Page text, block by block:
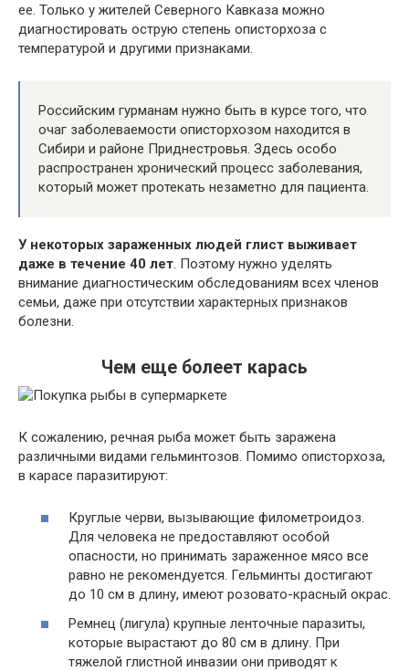
ее. Только у жителей Северного Кавказа можно
диагностировать острую степень описторхоза с
температурой и другими признаками.
Российским гурманам нужно быть в курсе того, что
очаг заболеваемости описторхозом находится в
Сибири и районе Приднестровья. Здесь особо
распространен хронический процесс заболевания,
который может протекать незаметно для пациента.
У некоторых зараженных людей глист выживает
даже в течение 40 лет . Поэтому нужно уделять
внимание диагностическим обследованиям всех членов
семьи, даже при отсутствии характерных признаков
болезни.
Чем еще болеет карась
К сожалению, речная рыба может быть заражена
различными видами гельминтозов. Помимо описторхоза,
в карасе паразитируют:
Круглые черви, вызывающие филометроидоз.
Для человека не предоставляют особой
опасности, но принимать зараженное мясо все
равно не рекомендуется. Гельминты достигают
до 10 см в длину, имеют розовато-красный окрас.
Ремнец (лигула) крупные ленточные паразиты,
которые вырастают до 80 см в длину. При
тяжелой глистной инвазии они приводят к